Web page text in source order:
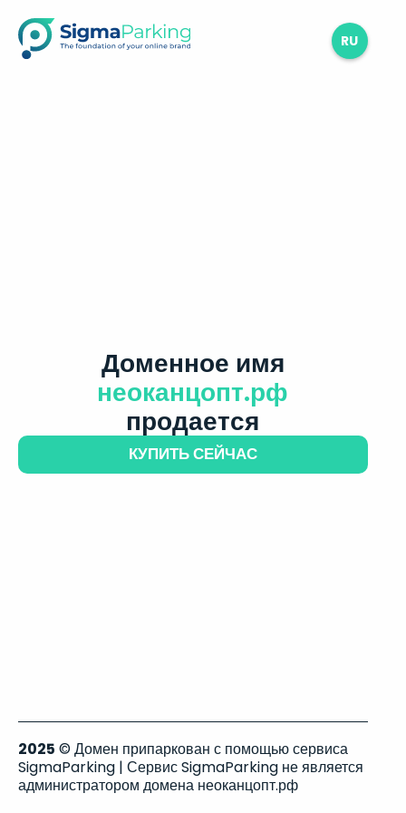
RU
Доменное имя
неоканцопт.рф
продается
КУПИТЬ СЕЙЧАС
2025 © Домен припаркован с помощью сервиса
SigmaParking | Сервис SigmaParking не является
администратором домена неоканцопт.рф